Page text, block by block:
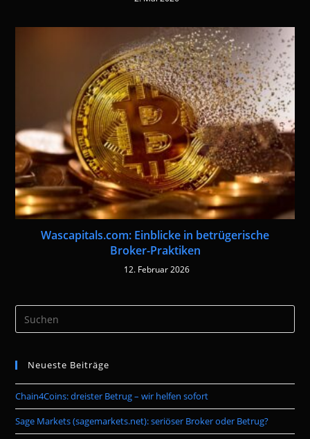
Wascapitals.com: Einblicke in betrügerische
Broker-Praktiken
12. Februar 2026
the
Neueste Beiträge
Chain4Coins: dreister Betrug – wir helfen sofort
Sage Markets (sagemarkets.net): seriöser Broker oder Betrug?